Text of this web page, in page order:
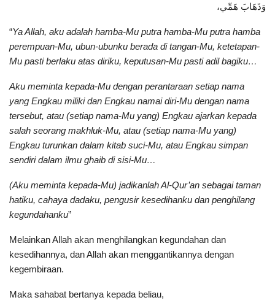
وَذَهَابَ هَمِّي،
“Ya Allah, aku adalah hamba-Mu putra hamba-Mu putra hamba
perempuan-Mu, ubun-ubunku berada di tangan-Mu, ketetapan-
Mu pasti berlaku atas diriku, keputusan-Mu pasti adil bagiku…
Aku meminta kepada-Mu dengan perantaraan setiap nama
yang Engkau miliki dan Engkau namai diri-Mu dengan nama
tersebut, atau (setiap nama-Mu yang) Engkau ajarkan kepada
salah seorang makhluk-Mu, atau (setiap nama-Mu yang)
Engkau turunkan dalam kitab suci-Mu, atau Engkau simpan
sendiri dalam ilmu ghaib di sisi-Mu…
(Aku meminta kepada-Mu) jadikanlah Al-Qur’an sebagai taman
hatiku, cahaya dadaku, pengusir kesedihanku dan penghilang
kegundahanku”
Melainkan Allah akan menghilangkan kegundahan dan
kesedihannya, dan Allah akan menggantikannya dengan
kegembiraan.
Maka sahabat bertanya kepada beliau,